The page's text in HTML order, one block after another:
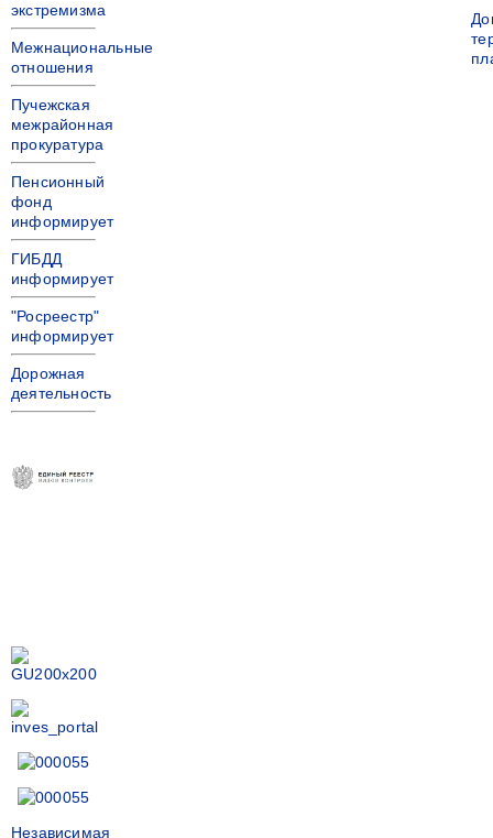
экстремизма
Межнациональные
отношения
Пучежская
межрайонная
прокуратура
Пенсионный
фонд
информирует
ГИБДД
информирует
"Росреестр"
информирует
Дорожная
деятельность
Независимая